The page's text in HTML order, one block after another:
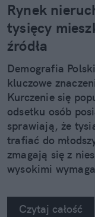
Rynek
tysięcy
źródła
Demografia
kluczowe
Kurczenie się
odsetku osób
sprawiają, że
trafiać do
zmagają się z
wysokimi
potrzebują jak
Czytaj całość